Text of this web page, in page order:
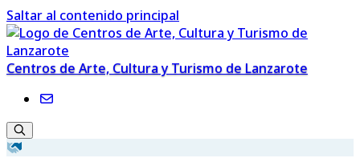
Saltar al contenido principal
Centros de Arte, Cultura y Turismo de Lanzarote